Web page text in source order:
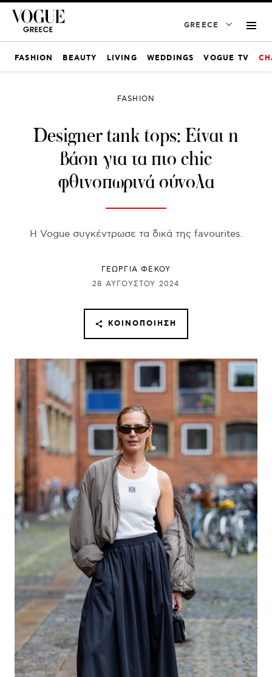
GREECE
FASHION BEAUTY LIVING WEDDINGS VOGUE TV
FASHION
Designer tank tops: Είναι η
βάση για τα πιο chic
φθινοπωρινά σύνολα
Η Vogue συγκέντρωσε τα δικά της favourites.
ΓΕΩΡΓΙΑ ΦΕΚΟΥ
28 ΑΥΓΟΎΣΤΟΥ 2024
ΚΟΙΝΟΠΟΊΗΣΗ